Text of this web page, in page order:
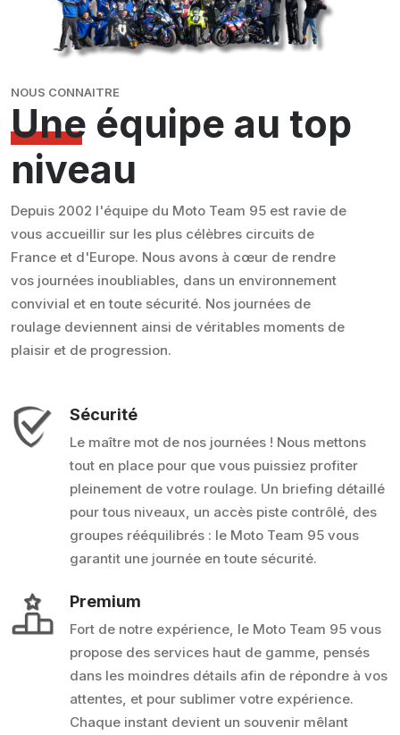
NOUS CONNAITRE
Une équipe au top
niveau
Depuis 2002 l'équipe du Moto Team 95 est ravie de
vous accueillir sur les plus célèbres circuits de
France et d'Europe. Nous avons à cœur de rendre
vos journées inoubliables, dans un environnement
convivial et en toute sécurité. Nos journées de
roulage deviennent ainsi de véritables moments de
plaisir et de progression.
Sécurité
Le maître mot de nos journées ! Nous mettons
tout en place pour que vous puissiez profiter
pleinement de votre roulage. Un briefing détaillé
pour tous niveaux, un accès piste contrôlé, des
groupes rééquilibrés : le Moto Team 95 vous
garantit une journée en toute sécurité.
Premium
Fort de notre expérience, le Moto Team 95 vous
propose des services haut de gamme, pensés
dans les moindres détails afin de répondre à vos
attentes, et pour sublimer votre expérience.
Chaque instant devient un souvenir mêlant